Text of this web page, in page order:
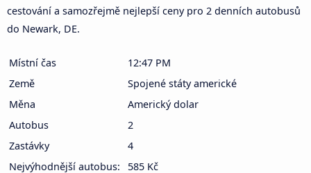
cestování a samozřejmě nejlepší ceny pro 2 denních autobusů
do Newark, DE.
Místní čas
12:47 PM
Země
Spojené státy americké
Měna
Americký dolar
Autobus
2
Zastávky
4
Nejvýhodnější autobus:
585 Kč